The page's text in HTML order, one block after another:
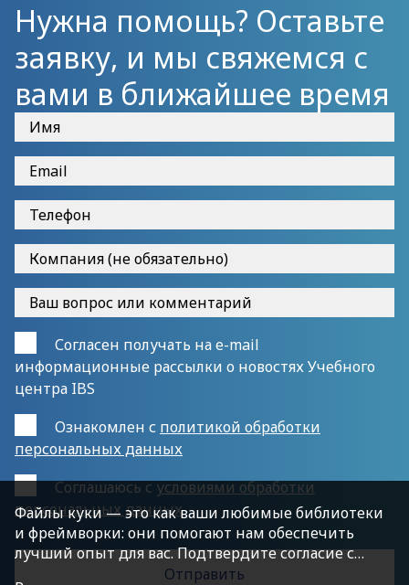
Нужна помощь? Оставьте
заявку, и мы свяжемся с
вами в ближайшее время
Согласен получать на e-mail
информационные рассылки о новостях Учебного
центра IBS
Ознакомлен с политикой обработки
персональных данных
Cоглашаюсь сусловиями обработки
персональных данных
Файлы куки — это как ваши любимые библиотеки
и фреймворки: они помогают нам обеспечить
лучший опыт для вас. Подтвердите согласие с
политикой конфиденциальности, нажав